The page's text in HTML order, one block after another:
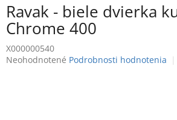
Ravak - biele dvierka
Chrome 400
X000000540
Priemerné
Neohodnotené Podrobnosti hodnotenia